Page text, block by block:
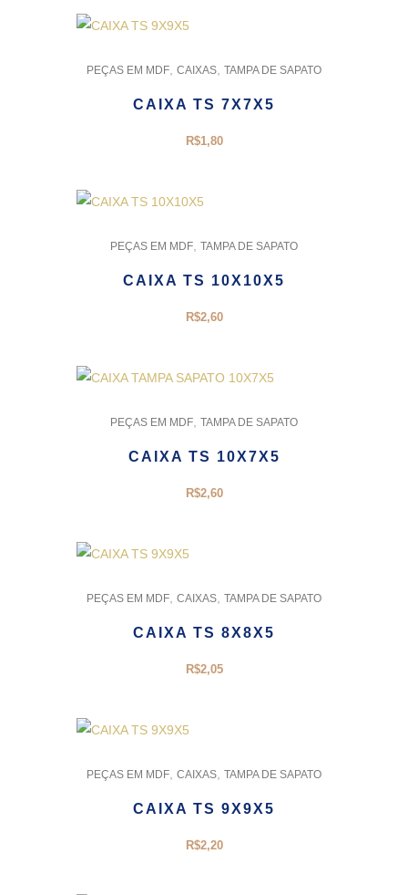
PEÇAS EM MDF CAIXAS TAMPA DE SAPATO
CAIXA TS 7X7X5
R$1,80
PEÇAS EM MDF TAMPA DE SAPATO
CAIXA TS 10X10X5
R$2,60
PEÇAS EM MDF TAMPA DE SAPATO
CAIXA TS 10X7X5
R$2,60
PEÇAS EM MDF CAIXAS TAMPA DE SAPATO
CAIXA TS 8X8X5
R$2,05
PEÇAS EM MDF CAIXAS TAMPA DE SAPATO
CAIXA TS 9X9X5
R$2,20